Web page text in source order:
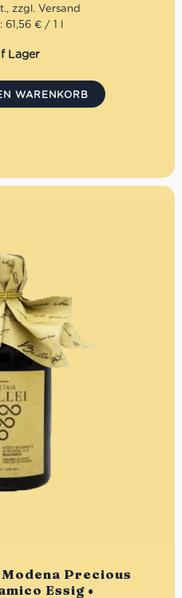
61,56 € / 1 l
Lager
WARENKORB
Precious
Essig •